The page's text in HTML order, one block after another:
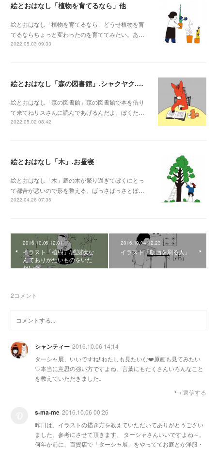
絵とおはなし「植物を育てるなら」他
絵とおはなし「植物を育てるなら」どうせ植物を育
てるならちょっと変わったのを育ててみたい。あ…
2022.05.03 09:33
絵とおはなし「森の図書館」.シャクヤク.シーちゃんのシーちゃんの牙
絵とおはなし「森の図書館」森の図書館で本を借り
て来てねリスさんに読んであげるんだよ。ぼくた…
2022.05.02 08:42
絵とおはなし「木」.お昼寝
絵とおはなし「木」庭の木が繁り過ぎてぼくにとっ
て都合が悪いので形を整える。ばっさばっさとぼ…
2022.04.26 07:35
2016.10.06 12:01
イラスト「植樹」/感謝状な
んてありがたいものをいた
だいた
2016.10.04 12:23
イラスト「版画を刷る人」
2コメント
シャンティー 2016.10.06 14:14
ターシャ展、いいですね‼️わたしも見たいな❤️原画も見てみたい
♡本当に意思の強い方ですよね。言葉にもたくさんいろんなこと
を教えていただきました。
返信する
s-ma-me 2016.10.06 00:26
昨日は、イラストの描き方を教えていただいてありがとうござい
ました。参考にさせて頂きます。 ターシャさんいいですよね～。
何年か前に、百貨店で「ターシャ展」をやっててお庭とか洋服・